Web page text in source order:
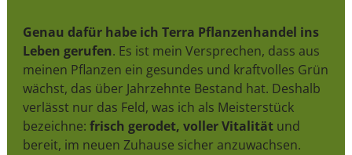
Genau dafür habe ich Terra Pflanzenhandel ins
Leben gerufen. Es ist mein Versprechen, dass aus
meinen Pflanzen ein gesundes und kraftvolles Grün
wächst, das über Jahrzehnte Bestand hat. Deshalb
verlässt nur das Feld, was ich als Meisterstück
bezeichne: frisch gerodet, voller Vitalitätund
bereit, im neuen Zuhause sicher anzuwachsen.